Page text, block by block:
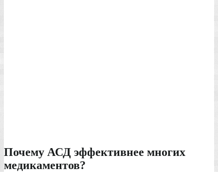
Почему АСД эффективнее многих
медикаментов?